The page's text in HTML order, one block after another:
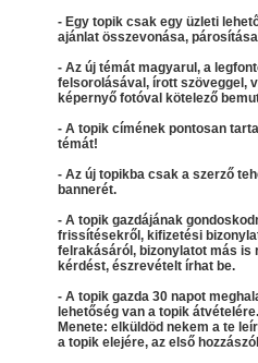
- Egy topik csak egy üzleti
ajánlat összevonása,
- Az új témát magyarul, a
felsorolásával, írott szöveggel,
képernyő fotóval kötelező
- A topik címének pontosan
témát!
- Az új topikba csak a szerző
bannerét.
- A topik gazdájának
frissítésekről, kifizetési
felrakásáról, bizonylatot más is
kérdést, észrevételt írhat be.
- A topik gazda 30 napot
lehetőség van a topik átvételére.
Menete: elküldöd nekem a te
a topik elejére, az első